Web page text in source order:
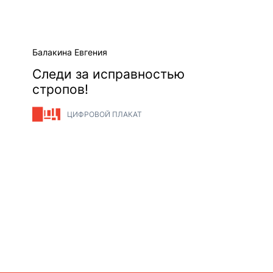
Балакина Евгения
Следи за исправностью
стропов!
ЦИФРОВОЙ ПЛАКАТ